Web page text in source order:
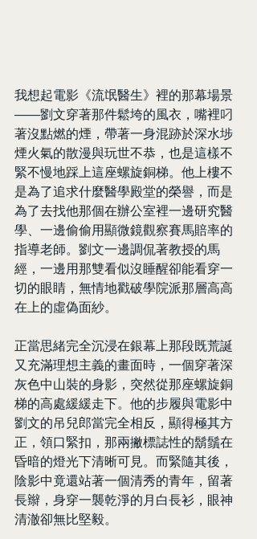
我想起電影《流氓醫生》裡的那幕場景
——劉文穿著那件鬆垮的風衣，嘴裡叼
著沒點燃的煙，帶著一身混跡於深水埗
煙火氣的散漫與玩世不恭，也是這樣不
緊不慢地踩上這座螺旋銅梯。他上樓不
是為了追求什麼醫學殿堂的榮譽，而是
為了去找他那個在辦公室裡一邊研究醫
學、一邊偷偷用顯微鏡觀察賽馬賠率的
指導老師。劉文一邊調侃著教授的馬
經，一邊用那雙看似沒睡醒卻能看穿一
切的眼睛，無情地戳破學院派那層高高
在上的虛偽面紗。
正當思緒完全沉浸在銀幕上那段既荒誕
又充滿理想主義的畫面時，一個穿著深
灰色中山裝的身影，突然從那座螺旋銅
梯的高處緩緩走下。他的步履與電影中
劉文的吊兒郎當完全相反，顯得極其方
正，領口緊扣，那兩撇標誌性的鬍鬚在
昏暗的燈光下清晰可見。而緊隨其後，
陰影中竟還站著一個清秀的青年，留著
長辮，身穿一襲乾淨的月白長衫，眼神
清澈卻無比堅毅。